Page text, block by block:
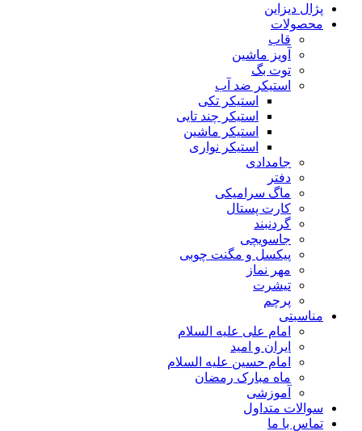
پژال دیزاین
محصولات
قاب
آویز ماشین
توت بگ
استیکر ضد آب
استیکر تکی
استیکر چند تایی
استیکر ماشین
استیکر نواری
جامدادی
دفتر
ماگ سرامیکی
کارت پستال
گردنبند
جاسویچی
پیکسل و مگنت چوبی
مهر نماز
تیشرت
پرچم
مناسبتی
امام علی علیه السلام
ایران و امید
امام حسین علیه السلام
ماه مبارک رمضان
آموزشی
سوالات متداول
تماس با ما